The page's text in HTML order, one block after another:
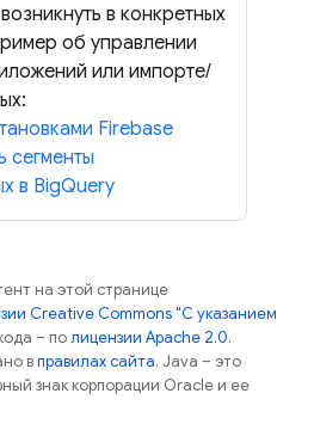
в конкретных
об управлении
или импорте/
Firebase
сегменты
в BigQuery
на этой странице
Creative Commons "С указанием
– полицензии Apache 2.0.
вправилах сайта. Java – это
знак корпорации Oracle и ее